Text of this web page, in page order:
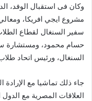
وكان فى استقبال الوفد،
مشروع ايجي افريكا،
سفير السنغال لقطاع
حسام محمود، ومستشارة
السنغال، ورئيس اتحاد
جاء ذلك تماشيا مع الإرادة
العلاقات المصرية مع الدول